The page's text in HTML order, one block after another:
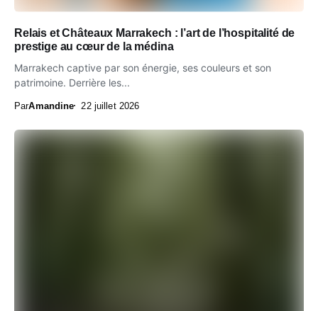
Relais et Châteaux Marrakech : l’art de l’hospitalité de
prestige au cœur de la médina
Marrakech captive par son énergie, ses couleurs et son
patrimoine. Derrière les...
ParAmandine 22 juillet 2026